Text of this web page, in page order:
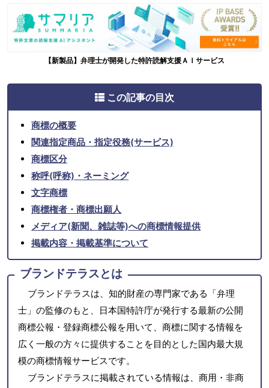
【新製品】弁理士が開発した特許読解支援ＡＩサービス
この記事の目次
商標の概要
関連指定商品・指定役務(サービス)
商標区分
称呼(呼称)・ネーミング
文字商標
商標権者・商標出願人
メディア(新聞、雑誌等)への商標情報提供
掲載内容・掲載基準について
ブランドテラスとは
ブランドテラスは、知的財産の専門家である「弁理
士」の監修のもと、日本国特許庁が発行する最新の公開
商標公報・登録商標公報を用いて、商標に関する情報を
広く一般の方々に提供することを目的とした国内最大規
模の商標情報サービスです。
ブランドテラスに掲載されている情報は、商用・非商